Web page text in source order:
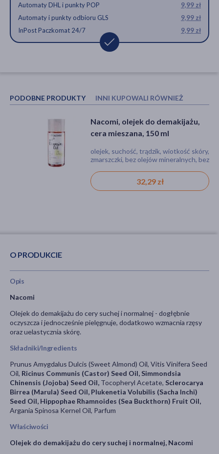
Automaty DHL i punkty POP
9,99 zł
Automaty i punkty odbioru GLS
9,99 zł
InPost Paczkomat 24/7
9,99 zł
PODOBNE PRODUKTY INNI KUPOWALI RÓWNIEŻ
Nacomi, olejek do demakijażu,
cera mieszana, 150 ml
olejek, suchość, trądzik, wiotkość skóry,
zmarszczki, bez olejów mineralnych, bez
produkt naturalny, bez konserwantów,
bez parabenów, dla wegan
32,29 zł
Nacomi, bambusowa ściereczka
do demakijażu, 1 szt.
akcesoria, środki higieniczne,
chusteczki
18,69 zł
O PRODUKCIE
Opis
Nacomi
Olejek do demakijażu do cery suchej i normalnej - dogłębnie
oczyszcza i jednocześnie pielęgnuje, dodatkowo wzmacnia rzęsy
oraz uelastycznia skórę.
Składniki/Ingredients
Prunus Amygdalus Dulcis (Sweet Almond) Oil, Vitis Vinifera Seed
Oil, Ricinus Communis (Castor) Seed Oil, Simmondsia
Chinensis (Jojoba) Seed Oil, Tocopheryl Acetate, Sclerocarya
Birrea (Marula) Seed Oil, Plukenetia Volubilis (Sacha Inchi)
Seed Oil, Hippophae Rhamnoides (Sea Buckthorn) Fruit Oil,
Argania Spinosa Kernel Oil, Parfum
Właściwości
Olejek do demakijażu do cery suchej i normalnej, Nacomi